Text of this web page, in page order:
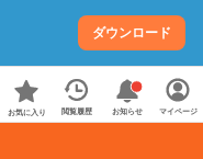
ダウンロード
お気に入り 閲覧履歴 お知らせ マイページ